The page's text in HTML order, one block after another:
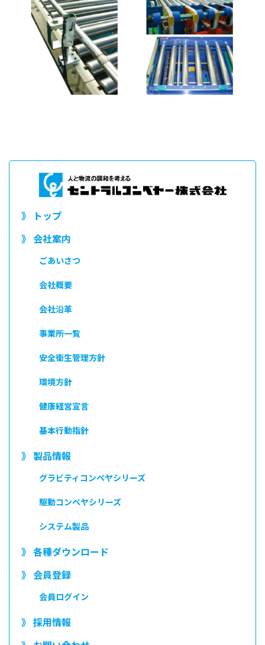
》 トップ
》 会社案内
ごあいさつ
会社概要
会社沿革
事業所一覧
安全衛生管理方針
環境方針
健康経営宣言
基本行動指針
》 製品情報
グラビティコンベヤシリーズ
駆動コンベヤシリーズ
システム製品
》 各種ダウンロード
》 会員登録
会員ログイン
》 採用情報